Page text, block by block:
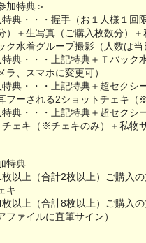
加特典＞
典・・・握手（お１人様１回
）＋生写真（ご購入枚数分）
ク水着グループ撮影（人数は当
典・・・上記特典＋Ｔバック
ラ、スマホに変更可）
典・・・上記特典＋超セクシ
フーされる2ショットチェキ（
典・・・上記特典＋超セクシ
チェキ（※チェキのみ）＋私物
特典
以上（合計2枚以上）ご購入の
キ
以上（合計8枚以上）ご購入の
ファイルに直筆サイン）